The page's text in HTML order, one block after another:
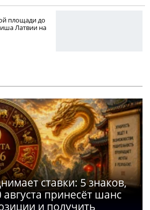
площади до
Латвии на
ставки: 5 знаков,
принесёт шанс
и получить